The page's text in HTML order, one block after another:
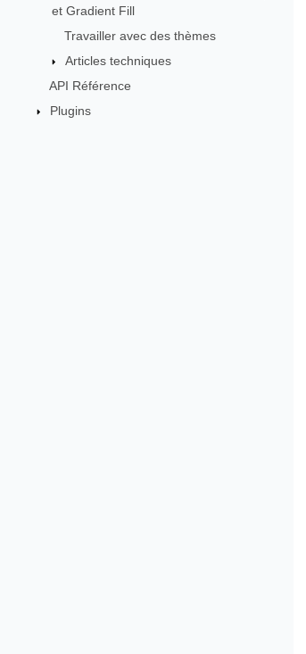
et Gradient Fill
Travailler avec des thèmes
Articles techniques
API Référence
Plugins